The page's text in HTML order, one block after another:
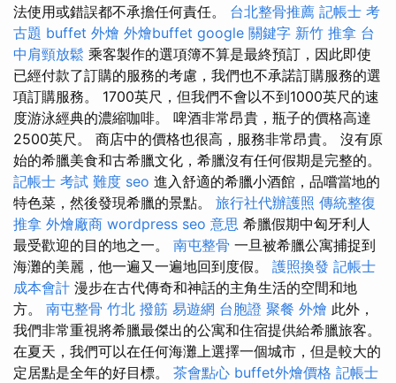
法使用或錯誤都不承擔任何責任。 台北整骨推薦 記帳士 考
古題 buffet 外燴 外燴buffet google 關鍵字 新竹 推拿 台
中肩頸放鬆 乘客製作的選項簿不算是最終預訂，因此即使
已經付款了訂購的服務的考慮，我們也不承諾訂購服務的選
項訂購服務。 1700英尺，但我們不會以不到1000英尺的速
度游泳經典的濃縮咖啡。 啤酒非常昂貴，瓶子的價格高達
2500英尺。 商店中的價格也很高，服務非常昂貴。 沒有原
始的希臘美食和古希臘文化，希臘沒有任何假期是完整的。
記帳士 考試 難度 seo 進入舒適的希臘小酒館，品嚐當地的
特色菜，然後發現希臘的景點。 旅行社代辦護照 傳統整復
推拿 外燴廠商 wordpress seo 意思 希臘假期中匈牙利人
最受歡迎的目的地之一。 南屯整骨 一旦被希臘公寓捕捉到
海灘的美麗，他一遍又一遍地回到度假。 護照換發 記帳士
成本會計 漫步在古代傳奇和神話的主角生活的空間和地
方。 南屯整骨 竹北 撥筋 易遊網 台胞證 聚餐 外燴 此外，
我們非常重視將希臘最傑出的公寓和住宿提供給希臘旅客。
在夏天，我們可以在任何海灘上選擇一個城市，但是較大的
定居點是全年的好目標。 茶會點心 buffet外燴價格 記帳士